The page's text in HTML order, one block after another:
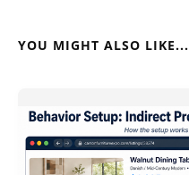
YOU MIGHT ALSO LIKE...